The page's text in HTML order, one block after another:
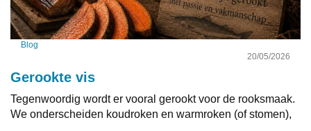
Blog
20/05/2026
Gerookte vis
Tegenwoordig wordt er vooral gerookt voor de rooksmaak.
We onderscheiden koudroken en warmroken (of stomen),